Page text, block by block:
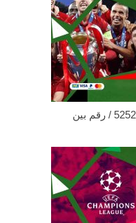
بي ان سبورت العقيلة / 52520080 / رقم بين